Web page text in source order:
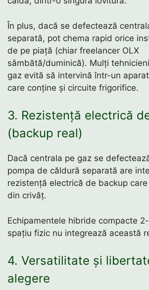
În plus, dacă se defectează
separată, pot chema rapid orice
de pe piață (chiar freelancer OLX
sâmbătă/duminică). Mulți
gaz evită să intervină într-un
care conține și circuite frigorifice.
3. Rezistență electrică
(backup real)
Dacă centrala pe gaz se
pompa de căldură separată are
rezistență electrică de backup
din crivăț.
Echipamentele hibride compacte
spațiu fizic nu integrează această
4. Versatilitate și
alegere